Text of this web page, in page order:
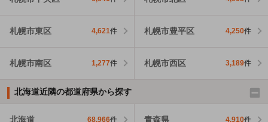
札幌市東区 4,621件 札幌市豊平区 4,250件
札幌市南区 1,277件 札幌市西区 3,189件
北海道近隣の都道府県から探す
北海道 68,966件 青森県 4,910件